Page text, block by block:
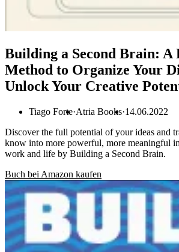
Building a Second Brain: A
Method to Organize Your
Unlock Your Creative
Tiago Forte Atria Books 14.06.2022
Discover the full potential of your ideas and
know into more powerful, more meaningful
work and life by Building a Second Brain.
Buch bei Amazon kaufen